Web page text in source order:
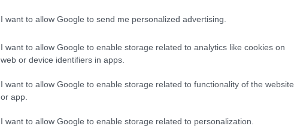
I want to allow Google to send me personalized advertising.
I want to allow Google to enable storage related to analytics like cookies on
web or device identifiers in apps.
I want to allow Google to enable storage related to functionality of the website
or app.
I want to allow Google to enable storage related to personalization.